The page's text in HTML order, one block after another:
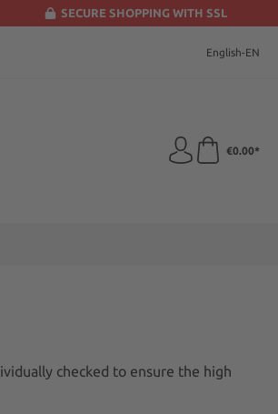
SECURE SHOPPING WITH SSL
English-EN
€0.00*
checked to ensure the high